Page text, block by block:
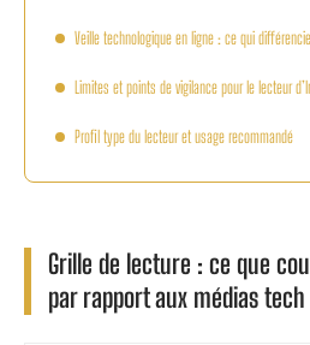
Veille technologique en ligne : ce qui
Limites et points de vigilance pour le lecteur
Profil type du lecteur et usage recommandé
Grille de lecture : ce que
par rapport aux médias